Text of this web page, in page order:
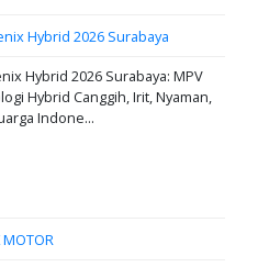
Hybrid 2026 Surabaya
Hybrid 2026 Surabaya: MPV
Hybrid Canggih, Irit, Nyaman,
Indone...
MOTOR